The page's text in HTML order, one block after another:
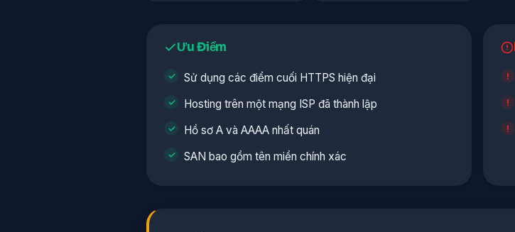
Ưu Điểm
Sử dụng các điểm cuối HTTPS hiện đại
Hosting trên một mạng ISP đã thành lập
Hồ sơ A và AAAA nhất quán
SAN bao gồm tên miền chính xác